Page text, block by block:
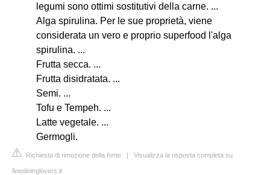
legumi sono ottimi sostitutivi della carne. ...
Alga spirulina. Per le sue proprietà, viene
considerata un vero e proprio superfood l'alga
spirulina. ...
Frutta secca. ...
Frutta disidratata. ...
Semi. ...
Tofu e Tempeh. ...
Latte vegetale. ...
Germogli.
Richiesta di rimozione della fonte | Visualizza la risposta completa su
finedininglovers.it